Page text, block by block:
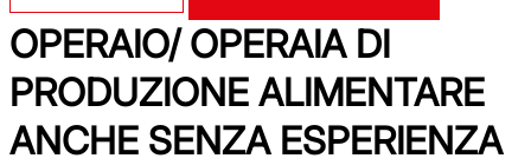
OPERAIO/ OPERAIA DI
PRODUZIONE ALIMENTARE
ANCHE SENZA ESPERIENZA